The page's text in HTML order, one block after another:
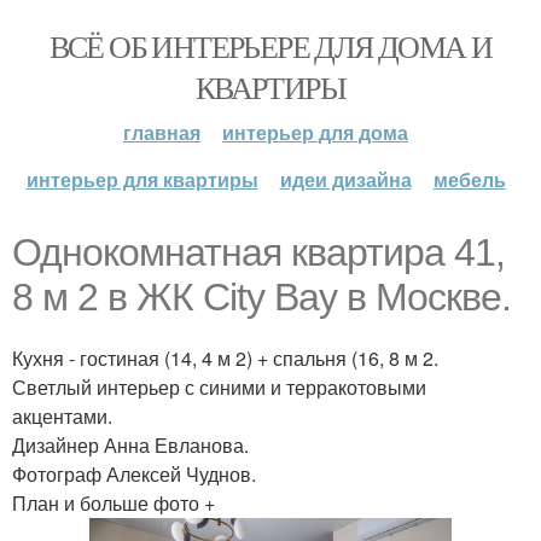
ВСЁ ОБ ИНТЕРЬЕРЕ ДЛЯ ДОМА И
КВАРТИРЫ
главная
интерьер для дома
интерьер для квартиры
идеи дизайна мебель
Однокомнатная квартира 41,
8 м 2 в ЖК City Bay в Москве.
Кухня - гостиная (14, 4 м 2) + спальня (16, 8 м 2.
Светлый интерьер с синими и терракотовыми
акцентами.
Дизайнер Анна Евланова.
Фотограф Алексей Чуднов.
План и больше фото +